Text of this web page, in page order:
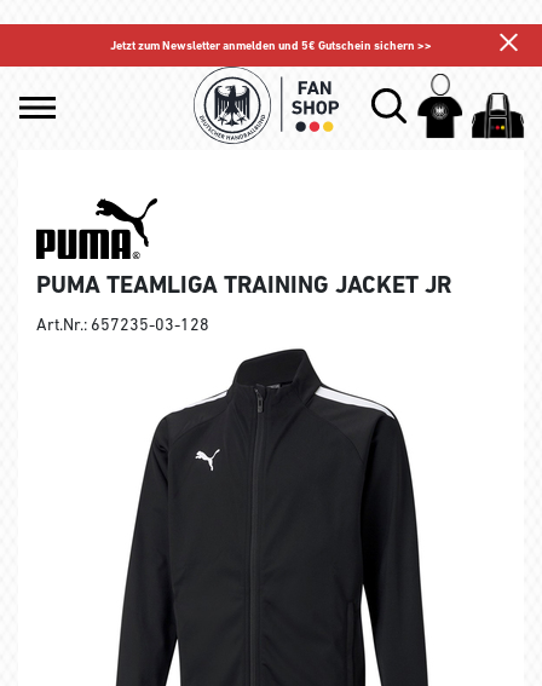
Jetzt zum Newsletter anmelden und 5€ Gutschein sichern >>
PUMA TEAMLIGA TRAINING JACKET JR
Art.Nr.: 657235-03-128